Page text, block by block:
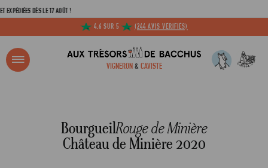
DÈS LE 17 AOÛT !
4,6 SUR 5
(244 AVIS VÉRIFIÉS)
VIGNERON& CAVISTE
Mot de passe
?
BourgueilRouge de Minière
Château de Minière 2020